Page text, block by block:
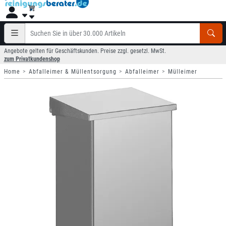
Angebote gelten für Geschäftskunden. Preise zzgl. gesetzl. MwSt.
zum Privatkundenshop
Home
Abfalleimer & Müllentsorgung Abfalleimer Mülleimer